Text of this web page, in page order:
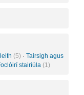
(5) · Tairsigh agus
stairiúla (1)